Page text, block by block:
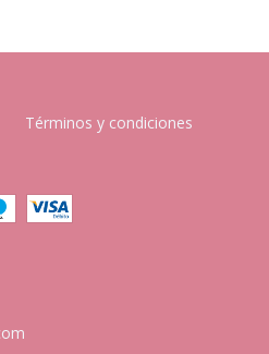
Términos y condiciones